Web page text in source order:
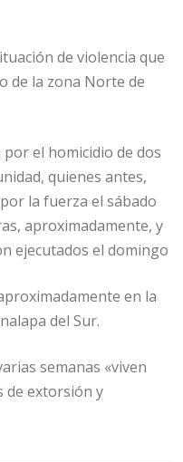
de violencia que
de la zona Norte de
el homicidio de dos
quienes antes,
la fuerza el sábado
aproximadamente, y
ejecutados el domingo
en la
del Sur.
semanas «viven
de extorsión y